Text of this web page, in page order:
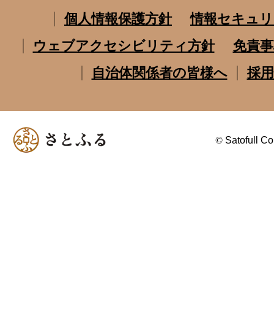
個人情報保護方針
情報セキュ
ウェブアクセシビリティ方針
免責
自治体関係者の皆様へ
採
© Satofull